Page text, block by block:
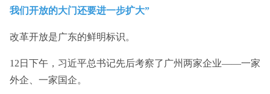
我们开放的大门还要进一步扩大”
改革开放是广东的鲜明标识。
12日下午，习近平总书记先后考察了广州两家企业——一家
外企、一家国企。